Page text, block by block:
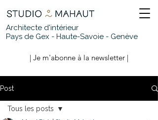
Architecte d'intérieur
Pays de Gex - Haute-Savoie - Genève
| Je m'abonne à la newsletter |
Post
Tous les posts